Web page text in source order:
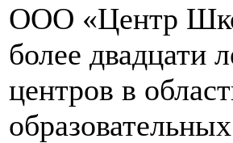
ООО «Центр
более двадцати
центров в